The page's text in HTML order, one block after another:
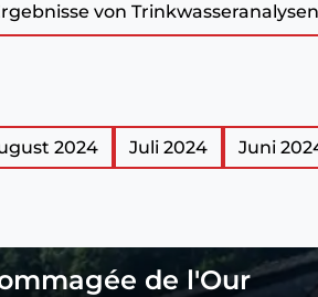
von Trinkwasseranalysen
2024 Juli 2024 Juni
de l'Our